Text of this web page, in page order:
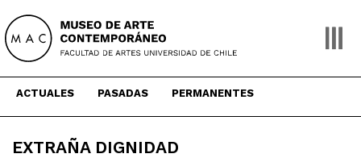
content
ACTUALES PASADAS PERMANENTES
EXTRAÑA DIGNIDAD